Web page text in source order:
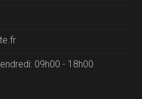
09h00 - 18h00